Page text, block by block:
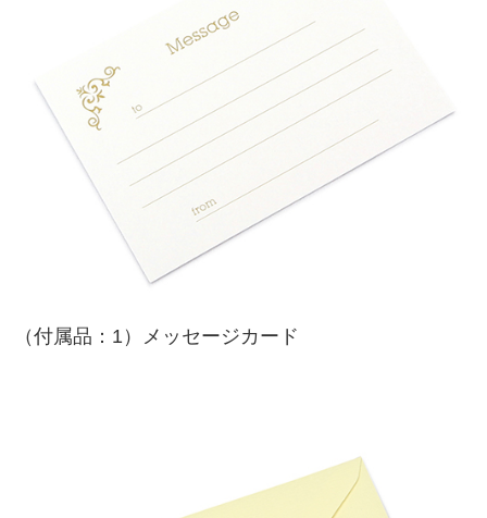
（付属品：1）メッセージカード